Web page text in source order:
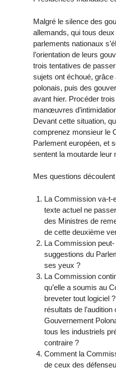
Malgré le silence des
allemands, qui tous
parlements nationaux
l’orientation de leurs
trois tentatives de
sujets ont échoué,
polonais, puis des
avant hier. Procéder
manœuvres
Devant cette situation,
comprenez monsieur le
Parlement européen, et
sentent la moutarde leur
Mes questions
La Commission va-t-
texte actuel ne
des Ministres de
de cette deuxième
La Commission
suggestions du
ses yeux ?
La Commission
qu’elle a soumis au
breveter tout logiciel
résultats de
Gouvernement
tous les industriels
contraire ?
Comment la
de ceux des